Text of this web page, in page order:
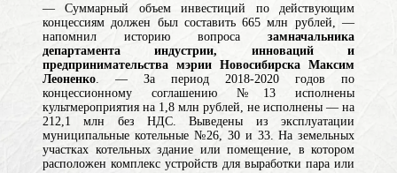
— Суммарный объем инвестиций по действующим
концессиям должен был составить 665 млн рублей, —
напомнил историю вопроса замначальника
департамента индустрии, инноваций и
предпринимательства мэрии Новосибирска Максим
Леоненко . — За период 2018-2020 годов по
концессионному соглашению №13 исполнены
культмероприятия на 1,8 млн рублей, не исполнены — на
212,1 млн без НДС. Выведены из эксплуатации
муниципальные котельные №26, 30 и 33. На земельных
участках котельных здание или помещение, в котором
расположен комплекс устройств для выработки пара или